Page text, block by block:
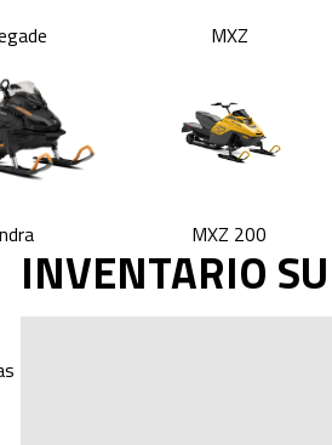
MXZ
MXZ 200
INVENTARIO